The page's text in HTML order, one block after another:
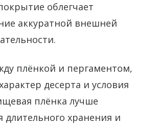
облегчает
аккуратной внешней
плёнкой и пергаментом,
десерта и условия
плёнка лучше
длительного хранения и